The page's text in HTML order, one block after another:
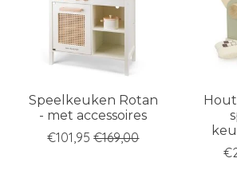
Speelkeuken Rotan
- met accessoires
€101,95 €169,00